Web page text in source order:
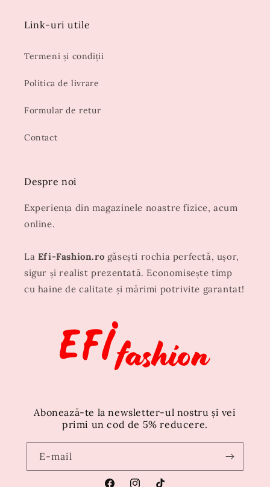
Link-uri utile
Termeni și condiții
Politica de livrare
Formular de retur
Contact
Despre noi
Experiența din magazinele noastre fizice, acum
online.
La Efi-Fashion.ro găsești rochia perfectă, ușor,
sigur și realist prezentată. Economisește timp
cu haine de calitate și mărimi potrivite garantat!
Abonează-te la newsletter-ul nostru și vei
primi un cod de 5% reducere.
E-mail